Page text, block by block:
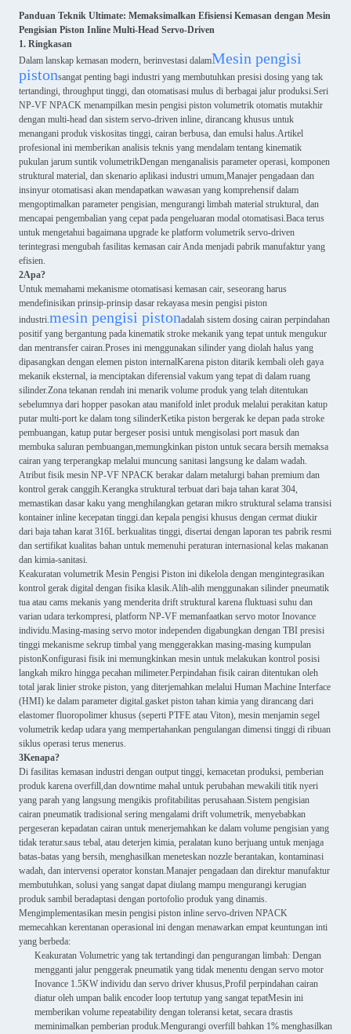
Panduan Teknik Ultimate: Memaksimalkan Efisiensi Kemasan dengan Mesin
Pengisian Piston Inline Multi-Head Servo-Driven
1. Ringkasan
Dalam lanskap kemasan modern, berinvestasi dalamMesin pengisi
pistonsangat penting bagi industri yang membutuhkan presisi dosing yang tak
tertandingi, throughput tinggi, dan otomatisasi mulus di berbagai jalur produksi.Seri
NP-VF NPACK menampilkan mesin pengisi piston volumetrik otomatis mutakhir
dengan multi-head dan sistem servo-driven inline, dirancang khusus untuk
menangani produk viskositas tinggi, cairan berbusa, dan emulsi halus.Artikel
profesional ini memberikan analisis teknis yang mendalam tentang kinematik
pukulan jarum suntik volumetrikDengan menganalisis parameter operasi, komponen
struktural material, dan skenario aplikasi industri umum,Manajer pengadaan dan
insinyur otomatisasi akan mendapatkan wawasan yang komprehensif dalam
mengoptimalkan parameter pengisian, mengurangi limbah material struktural, dan
mencapai pengembalian yang cepat pada pengeluaran modal otomatisasi.Baca terus
untuk mengetahui bagaimana upgrade ke platform volumetrik servo-driven
terintegrasi mengubah fasilitas kemasan cair Anda menjadi pabrik manufaktur yang
efisien.
2Apa?
Untuk memahami mekanisme otomatisasi kemasan cair, seseorang harus
mendefinisikan prinsip-prinsip dasar rekayasa mesin pengisi piston
industri.mesin pengisi pistonadalah sistem dosing cairan perpindahan
positif yang bergantung pada kinematik stroke mekanik yang tepat untuk mengukur
dan mentransfer cairan.Proses ini menggunakan silinder yang diolah halus yang
dipasangkan dengan elemen piston internalKarena piston ditarik kembali oleh gaya
mekanik eksternal, ia menciptakan diferensial vakum yang tepat di dalam ruang
silinder.Zona tekanan rendah ini menarik volume produk yang telah ditentukan
sebelumnya dari hopper pasokan atau manifold inlet produk melalui perakitan katup
putar multi-port ke dalam tong silinderKetika piston bergerak ke depan pada stroke
pembuangan, katup putar bergeser posisi untuk mengisolasi port masuk dan
membuka saluran pembuangan,memungkinkan piston untuk secara bersih memaksa
cairan yang terperangkap melalui muncung sanitasi langsung ke dalam wadah.
Atribut fisik mesin NP-VF NPACK berakar dalam metalurgi bahan premium dan
kontrol gerak canggih.Kerangka struktural terbuat dari baja tahan karat 304,
memastikan dasar kaku yang menghilangkan getaran mikro struktural selama transisi
kontainer inline kecepatan tinggi.dan kepala pengisi khusus dengan cermat diukir
dari baja tahan karat 316L berkualitas tinggi, disertai dengan laporan tes pabrik resmi
dan sertifikat kualitas bahan untuk memenuhi peraturan internasional kelas makanan
dan kimia-sanitasi.
Keakuratan volumetrik Mesin Pengisi Piston ini dikelola dengan mengintegrasikan
kontrol gerak digital dengan fisika klasik.Alih-alih menggunakan silinder pneumatik
tua atau cams mekanis yang menderita drift struktural karena fluktuasi suhu dan
varian udara terkompresi, platform NP-VF memanfaatkan servo motor Inovance
individu.Masing-masing servo motor independen digabungkan dengan TBI presisi
tinggi mekanisme sekrup timbal yang menggerakkan masing-masing kumpulan
pistonKonfigurasi fisik ini memungkinkan mesin untuk melakukan kontrol posisi
langkah mikro hingga pecahan milimeter.Perpindahan fisik cairan ditentukan oleh
total jarak linier stroke piston, yang diterjemahkan melalui Human Machine Interface
(HMI) ke dalam parameter digital.gasket piston tahan kimia yang dirancang dari
elastomer fluoropolimer khusus (seperti PTFE atau Viton), mesin menjamin segel
volumetrik kedap udara yang mempertahankan pengulangan dimensi tinggi di ribuan
siklus operasi terus menerus.
3Kenapa?
Di fasilitas kemasan industri dengan output tinggi, kemacetan produksi, pemberian
produk karena overfill,dan downtime mahal untuk perubahan mewakili titik nyeri
yang parah yang langsung mengikis profitabilitas perusahaan.Sistem pengisian
cairan pneumatik tradisional sering mengalami drift volumetrik, menyebabkan
pergeseran kepadatan cairan untuk menerjemahkan ke dalam volume pengisian yang
tidak teratur.saus tebal, atau deterjen kimia, peralatan kuno berjuang untuk menjaga
batas-batas yang bersih, menghasilkan meneteskan nozzle berantakan, kontaminasi
wadah, dan intervensi operator konstan.Manajer pengadaan dan direktur manufaktur
membutuhkan, solusi yang sangat dapat diulang mampu mengurangi kerugian
produk sambil beradaptasi dengan portofolio produk yang dinamis.
Mengimplementasikan mesin pengisi piston inline servo-driven NPACK
memecahkan kerentanan operasional ini dengan menawarkan empat keuntungan inti
yang berbeda:
Keakuratan Volumetric yang tak tertandingi dan pengurangan limbah: Dengan
mengganti jalur penggerak pneumatik yang tidak menentu dengan servo motor
Inovance 1.5KW individu dan servo driver khusus,Profil perpindahan cairan
diatur oleh umpan balik encoder loop tertutup yang sangat tepatMesin ini
memberikan volume repeatability dengan toleransi ketat, secara drastis
meminimalkan pemberian produk.Mengurangi overfill bahkan 1% menghasilkan